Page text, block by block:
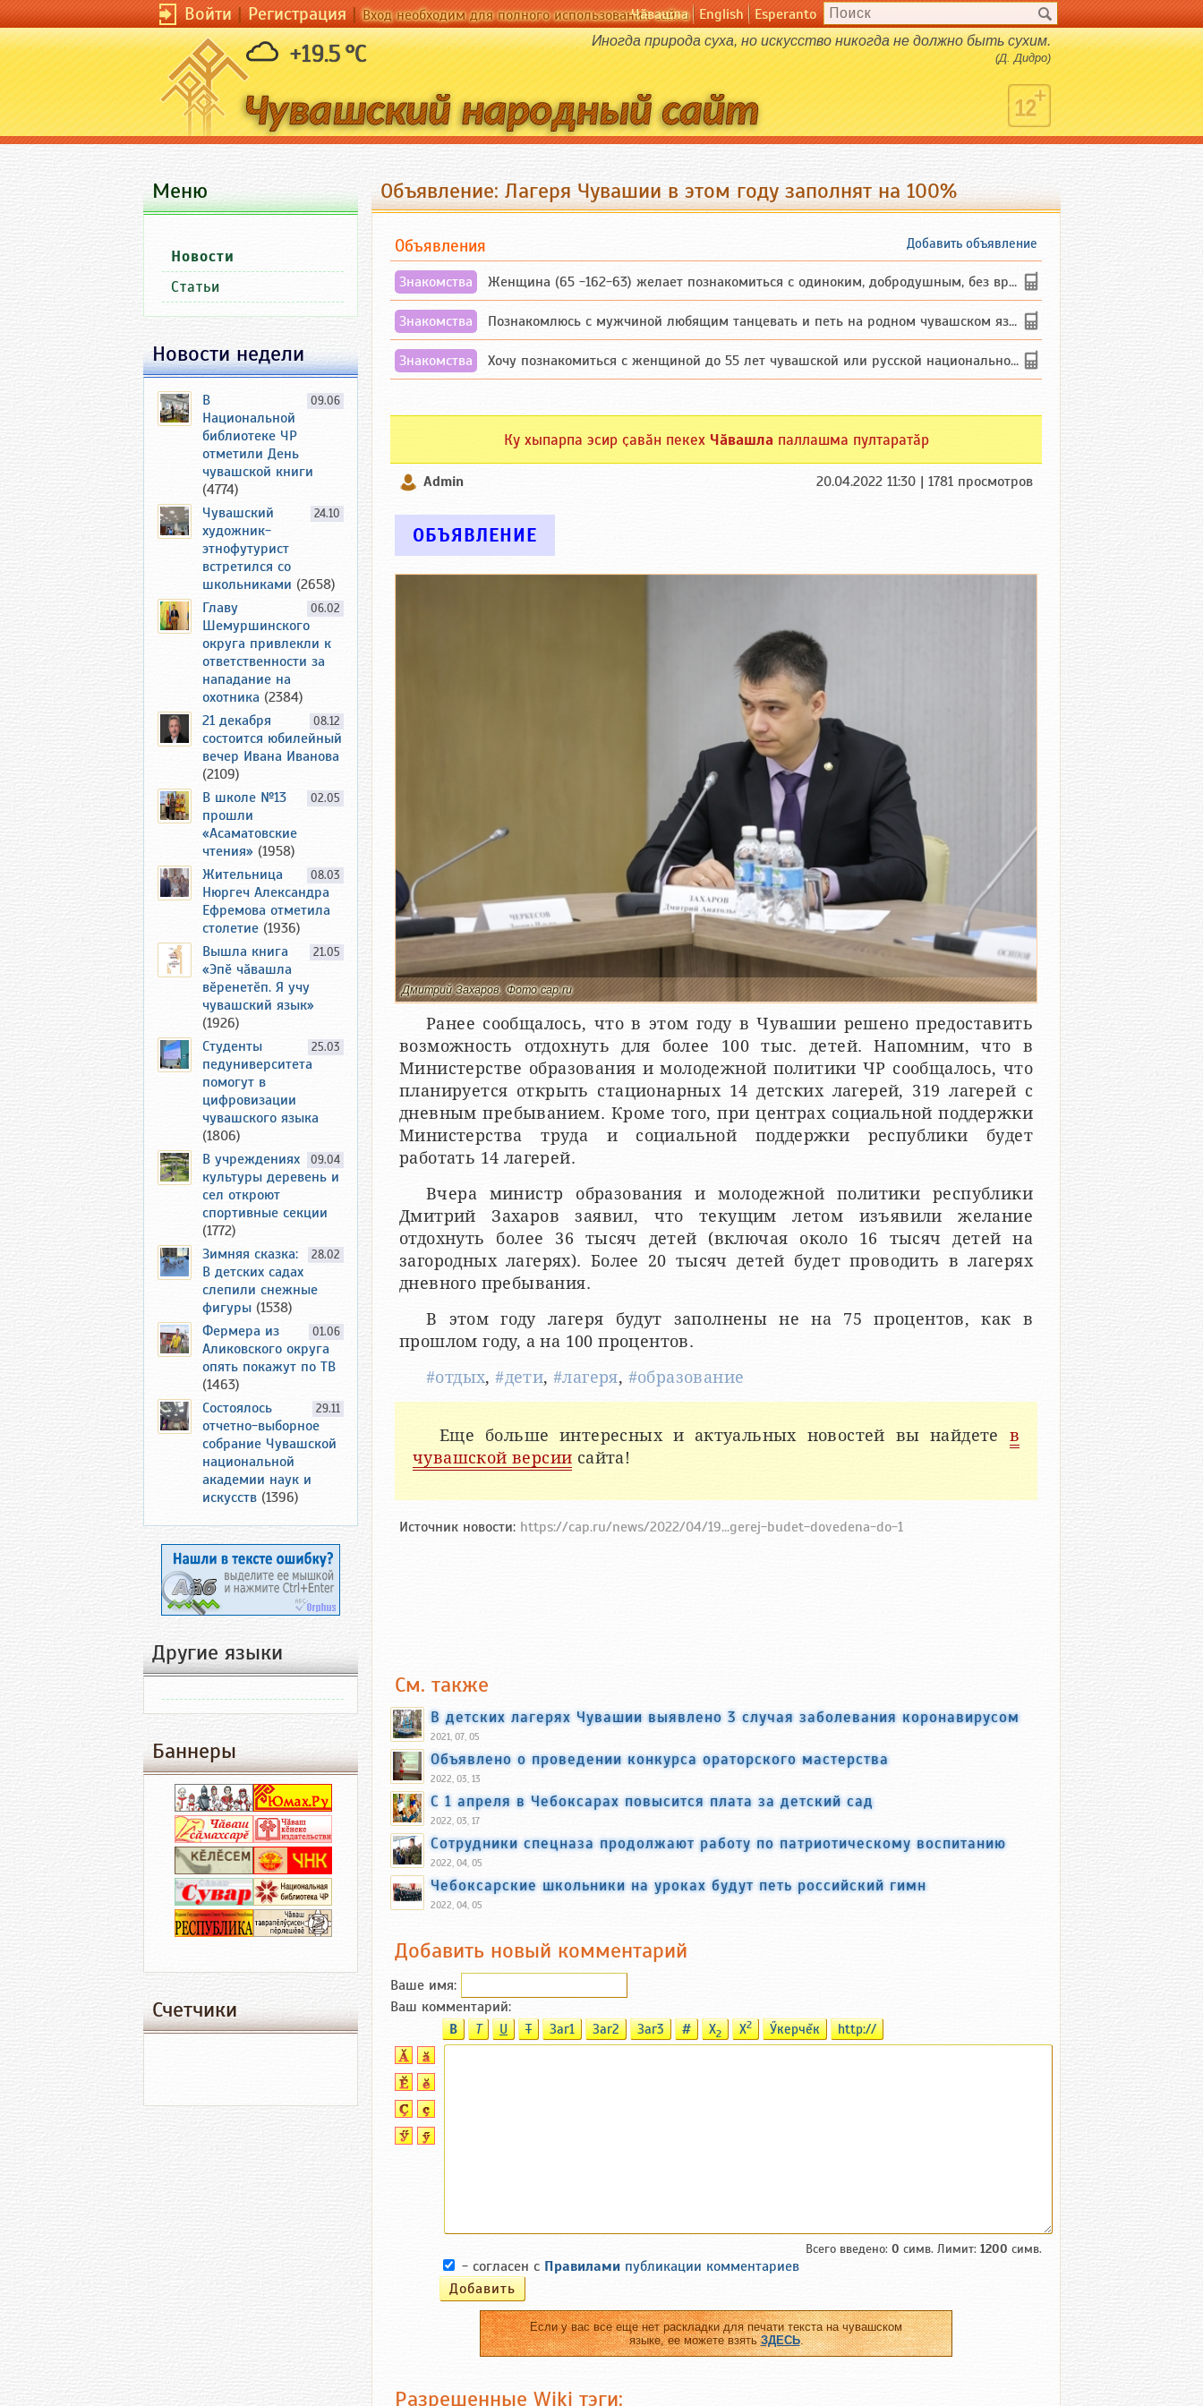
Войти|Регистрация|Вход необходим для полного использования сайта
Чӑвашла English Esperanto
+19.5 °C Иногда природа суха, но искусство никогда не должно быть сухим.
(Д. Дидро)
Объявление: Лагеря Чувашии в этом году заполнят на 100%
Добавить объявление
Объявления
Знакомства Женщина (65 -162-63) желает познакомиться с одиноким, добродушным, без вредных ...
Знакомства Познакомлюсь с мужчиной любящим танцевать и петь на родном чувашском языке
Знакомства Хочу познакомиться с женщиной до 55 лет чувашской или русской национальности дл...
Ку хыпарпа эсир ҫавӑн пекех Чӑвашла паллашма пултаратӑр
Admin 20.04.2022 11:30 | 1781 просмотров
ОБЪЯВЛЕНИЕ
Дмитрий Захаров. Фото cap.ru
Ранее сообщалось, что в этом году в Чувашии решено предоставить
возможность отдохнуть для более 100 тыс. детей. Напомним, что в
Министерстве образования и молодежной политики ЧР сообщалось, что
планируется открыть стационарных 14 детских лагерей, 319 лагерей с
дневным пребыванием. Кроме того, при центрах социальной поддержки
Министерства труда и социальной поддержки республики будет
работать 14 лагерей.
Вчера министр образования и молодежной политики республики
Дмитрий Захаров заявил, что текущим летом изъявили желание
отдохнуть более 36 тысяч детей (включая около 16 тысяч детей на
загородных лагерях). Более 20 тысяч детей будет проводить в лагерях
дневного пребывания.
В этом году лагеря будут заполнены не на 75 процентов, как в
прошлом году, а на 100 процентов.
#отдых,#дети,#лагеря, #образование
Еще больше интересных и актуальных новостей вы найдете в
чувашской версии сайта!
Источник новости: https://cap.ru/news/2022/04/19...gerej-budet-dovedena-do-1
См. также
В детских лагерях Чувашии выявлено 3 случая заболевания коронавирусом
2021, 07, 05
Объявлено о проведении конкурса ораторского мастерства
2022, 03, 13
С 1 апреля в Чебоксарах повысится плата за детский сад
2022, 03, 17
Сотрудники спецназа продолжают работу по патриотическому воспитанию
2022, 04, 05
Чебоксарские школьники на уроках будут петь российский гимн
2022, 04, 05
Добавить новый комментарий
Ваше имя:
Ваш комментарий:
B T U T Заг1 Заг2 Заг3 # X2 X2 Ӳкерчĕк http://
Всего введено: 0 симв. Лимит: 1200 симв.
- согласен с Правилами публикации комментариев
Если у вас все еще нет раскладки для печати текста на чувашском
языке, ее можете взятьЗДЕСЬ.
Разрешенные Wiki тэги:
Меню
Новости
Статьи
Новости недели
09.06
В
Национальной
библиотеке ЧР
отметили День
чувашской книги
(4774)
24.10
Чувашский
художник-
этнофутурист
встретился со
школьниками (2658)
06.02
Главу
Шемуршинского
округа привлекли к
ответственности за
нападание на
охотника (2384)
08.12
21 декабря
состоится юбилейный
вечер Ивана Иванова
(2109)
02.05
В школе №13
прошли
«Асаматовские
чтения» (1958)
08.03
Жительница
Нюргеч Александра
Ефремова отметила
столетие (1936)
21.05
Вышла книга
«Эпӗ чӑвашла
вӗренетӗп. Я учу
чувашский язык»
(1926)
25.03
Студенты
педуниверситета
помогут в
цифровизации
чувашского языка
(1806)
09.04
В учреждениях
культуры деревень и
сел откроют
спортивные секции
(1772)
28.02
Зимняя сказка:
В детских садах
слепили снежные
фигуры (1538)
01.06
Фермера из
Аликовского округа
опять покажут по ТВ
(1463)
29.11
Состоялось
отчетно-выборное
собрание Чувашской
национальной
академии наук и
искусств (1396)
Другие языки
Баннеры
Счетчики